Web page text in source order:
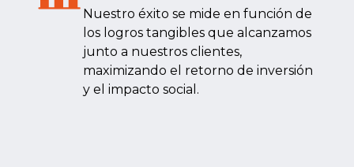
Nuestro éxito se mide en función de
los logros tangibles que alcanzamos
junto a nuestros clientes,
maximizando el retorno de inversión
y el impacto social.